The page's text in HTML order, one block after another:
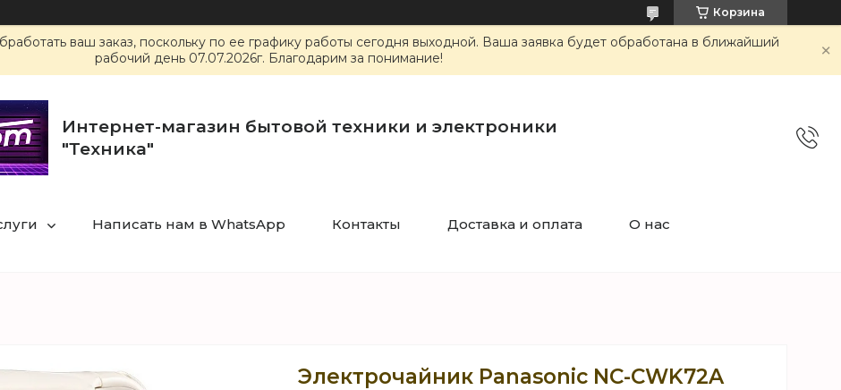
Корзина
ваш заказ, поскольку по ее графику работы сегодня выходной. Ваша заявка будет обработана в ближайший
рабочий день 07.07.2026г. Благодарим за понимание!
Интернет-магазин бытовой техники и электроники
"Техника"
Написать нам в WhatsApp Контакты Доставка и оплата О нас
Электрочайник Panasonic NC-CWK72A